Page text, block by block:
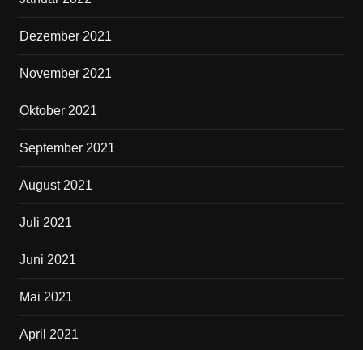
Dezember 2021
November 2021
Oktober 2021
September 2021
August 2021
Juli 2021
Juni 2021
Mai 2021
April 2021